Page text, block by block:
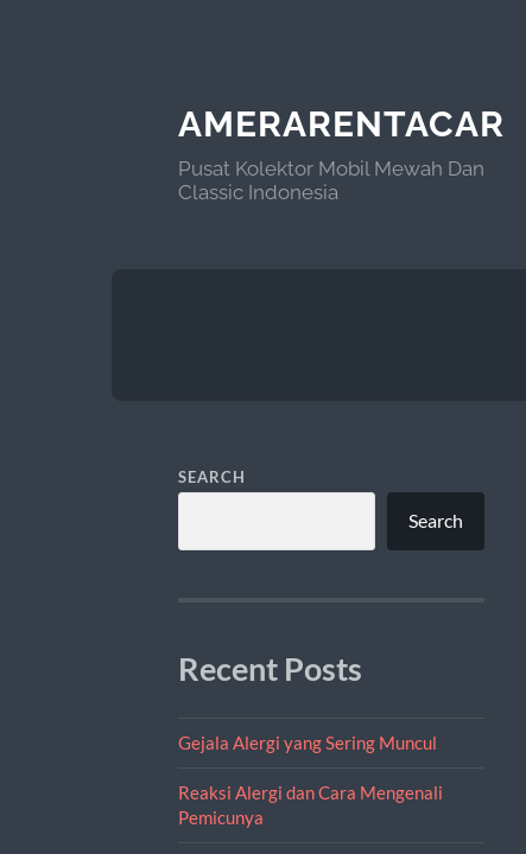
AMERARENTACAR
Pusat Kolektor Mobil Mewah Dan
Classic Indonesia
SEARCH
Search
Recent Posts
Gejala Alergi yang Sering Muncul
Reaksi Alergi dan Cara Mengenali
Pemicunya